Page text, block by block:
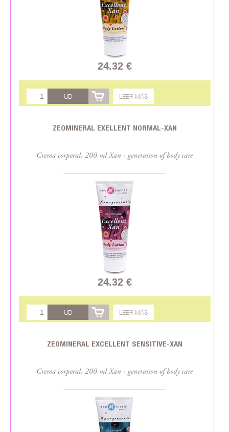
24.32 €
UD LEER MÁS
ZEOMINERAL EXELLENT NORMAL-XAN
Crema corporal, 200 ml Xan - generation of body care
24.32 €
UD LEER MÁS
ZEOMINERAL EXCELLENT SENSITIVE-XAN
Crema corporal, 200 ml Xan - generation of body care